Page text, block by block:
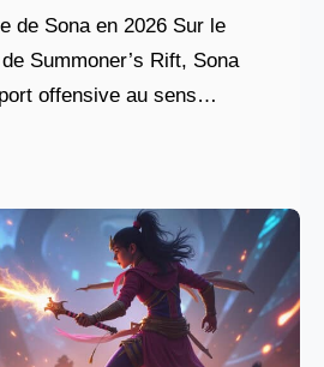
de Sona en 2026 Sur le
Summoner’s Rift, Sona
offensive au sens